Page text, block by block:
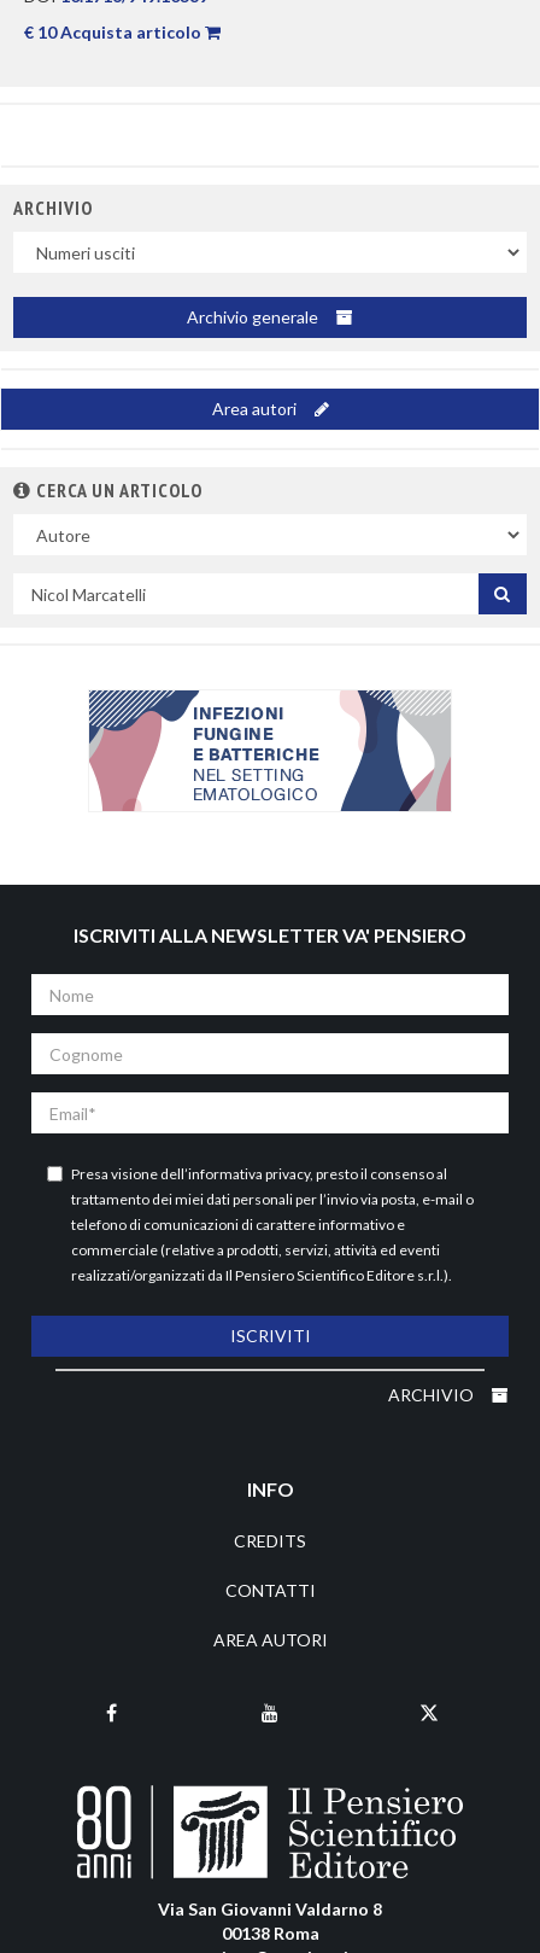
€ 10 Acquista articolo
ARCHIVIO
Archivio generale
Area autori
CERCA UN ARTICOLO
campo
per
ISCRIVITI ALLA NEWSLETTER VA' PENSIERO
Presa visione dell’informativa privacy, presto il consenso al
trattamento dei miei dati personali per l’invio via posta, e-mail o
telefono di comunicazioni di carattere informativo e
commerciale (relative a prodotti, servizi, attività ed eventi
realizzati/organizzati da Il Pensiero Scientifico Editore s.r.l.).
ISCRIVITI
ARCHIVIO
INFO
CREDITS
CONTATTI
AREA AUTORI
Via San Giovanni Valdarno 8
00138 Roma